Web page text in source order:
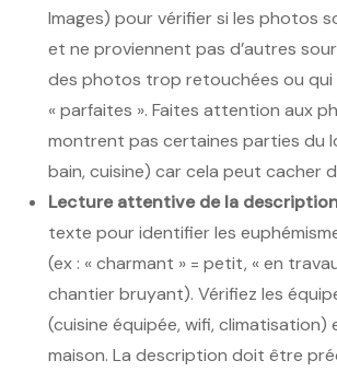
Images) pour vérifier si les photos
et ne proviennent pas d’autres
des photos trop retouchées ou
« parfaites ». Faites attention aux
montrent pas certaines parties du
bain, cuisine) car cela peut cacher
Lecture attentive de la
texte pour identifier les
(ex : « charmant » = petit, « en
chantier bruyant). Vérifiez les
(cuisine équipée, wifi, climatisation)
maison. La description doit être